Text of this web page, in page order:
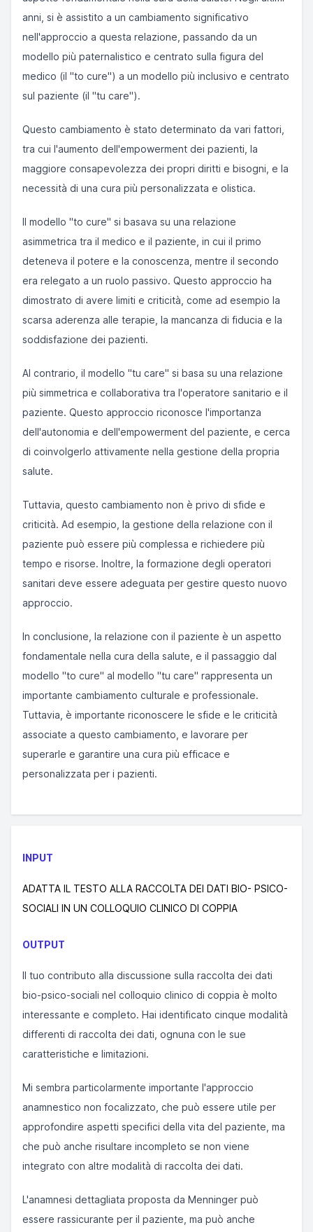
anni, si è assistito a un cambiamento significativo
nell'approccio a questa relazione, passando da un
modello più paternalistico e centrato sulla figura del
medico (il "to cure") a un modello più inclusivo e centrato
sul paziente (il "tu care").
Questo cambiamento è stato determinato da vari fattori,
tra cui l'aumento dell'empowerment dei pazienti, la
maggiore consapevolezza dei propri diritti e bisogni, e la
necessità di una cura più personalizzata e olistica.
Il modello "to cure" si basava su una relazione
asimmetrica tra il medico e il paziente, in cui il primo
deteneva il potere e la conoscenza, mentre il secondo
era relegato a un ruolo passivo. Questo approccio ha
dimostrato di avere limiti e criticità, come ad esempio la
scarsa aderenza alle terapie, la mancanza di fiducia e la
soddisfazione dei pazienti.
Al contrario, il modello "tu care" si basa su una relazione
più simmetrica e collaborativa tra l'operatore sanitario e il
paziente. Questo approccio riconosce l'importanza
dell'autonomia e dell'empowerment del paziente, e cerca
di coinvolgerlo attivamente nella gestione della propria
salute.
Tuttavia, questo cambiamento non è privo di sfide e
criticità. Ad esempio, la gestione della relazione con il
paziente può essere più complessa e richiedere più
tempo e risorse. Inoltre, la formazione degli operatori
sanitari deve essere adeguata per gestire questo nuovo
approccio.
In conclusione, la relazione con il paziente è un aspetto
fondamentale nella cura della salute, e il passaggio dal
modello "to cure" al modello "tu care" rappresenta un
importante cambiamento culturale e professionale.
Tuttavia, è importante riconoscere le sfide e le criticità
associate a questo cambiamento, e lavorare per
superarle e garantire una cura più efficace e
personalizzata per i pazienti.
INPUT
ADATTA IL TESTO ALLA RACCOLTA DEI DATI BIO- PSICO-
SOCIALI IN UN COLLOQUIO CLINICO DI COPPIA
OUTPUT
Il tuo contributo alla discussione sulla raccolta dei dati
bio-psico-sociali nel colloquio clinico di coppia è molto
interessante e completo. Hai identificato cinque modalità
differenti di raccolta dei dati, ognuna con le sue
caratteristiche e limitazioni.
Mi sembra particolarmente importante l'approccio
anamnestico non focalizzato, che può essere utile per
approfondire aspetti specifici della vita del paziente, ma
che può anche risultare incompleto se non viene
integrato con altre modalità di raccolta dei dati.
L'anamnesi dettagliata proposta da Menninger può
essere rassicurante per il paziente, ma può anche